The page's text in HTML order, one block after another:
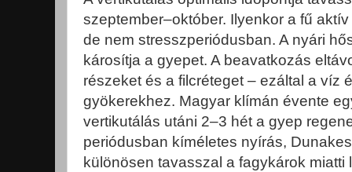
szeptember–október. Ilyenkor a fű
de nem stresszperiódusban. A nyári
károsítja a gyepet. A beavatkozás
részeket és a filcréteget – ezáltal a víz
gyökerekhez. Magyar klímán évente
vertikutálás utáni 2–3 hét a gyep
periódusban kíméletes nyírás,
különösen tavasszal a fagykárok